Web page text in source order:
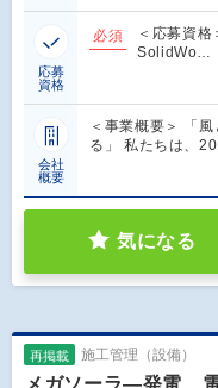
応募
資格
必須
＜応募資
SolidWo…
会社
概要
＜事業概要＞ 「
る」 私たちは、
気になる
再掲載 施工管理（設備）